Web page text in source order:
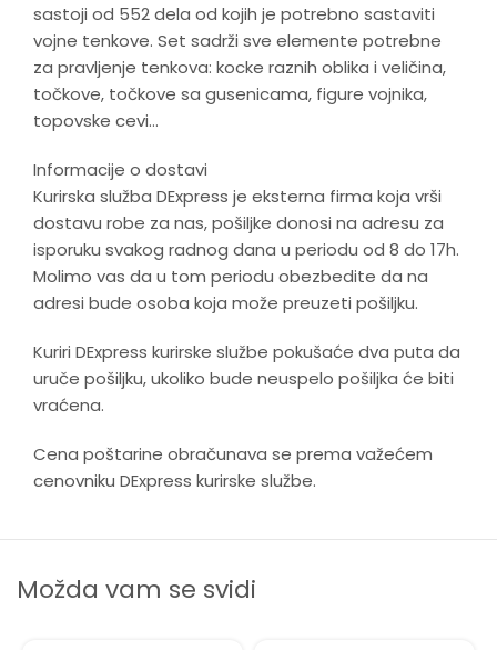
sastoji od 552 dela od kojih je potrebno sastaviti
vojne tenkove. Set sadrži sve elemente potrebne
za pravljenje tenkova: kocke raznih oblika i veličina,
točkove, točkove sa gusenicama, figure vojnika,
topovske cevi…
Informacije o dostavi
Kurirska služba DExpress je eksterna firma koja vrši
dostavu robe za nas, pošiljke donosi na adresu za
isporuku svakog radnog dana u periodu od 8 do 17h.
Molimo vas da u tom periodu obezbedite da na
adresi bude osoba koja može preuzeti pošiljku.
Kuriri DExpress kurirske službe pokušaće dva puta da
uruče pošiljku, ukoliko bude neuspelo pošiljka će biti
vraćena.
Cena poštarine obračunava se prema važećem
cenovniku DExpress kurirske službe.
Možda vam se svidi